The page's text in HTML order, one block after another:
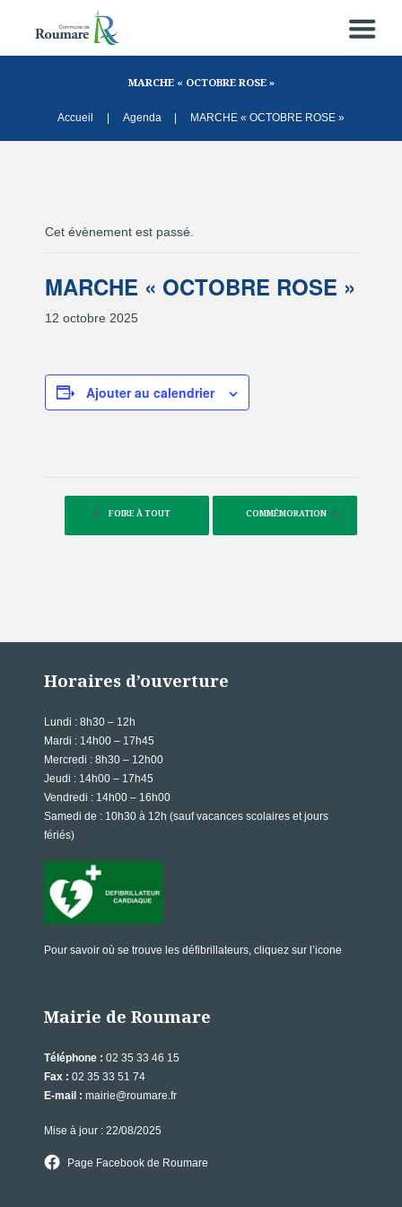
MARCHE « OCTOBRE ROSE »
Accueil Agenda MARCHE « OCTOBRE ROSE »
Cet évènement est passé.
MARCHE « OCTOBRE ROSE »
12 octobre 2025
Ajouter au calendrier
FOIRE À TOUT COMMÉMORATION
Horaires d’ouverture
Lundi : 8h30 – 12h
Mardi : 14h00 – 17h45
Mercredi : 8h30 – 12h00
Jeudi : 14h00 – 17h45
Vendredi : 14h00 – 16h00
Samedi de : 10h30 à 12h (sauf vacances scolaires et jours
fériés)
Pour savoir où se trouve les défibrillateurs, cliquez sur l’icone
Mairie de Roumare
Téléphone : 02 35 33 46 15
Fax : 02 35 33 51 74
E-mail : mairie@roumare.fr
Mise à jour : 22/08/2025
Page Facebook de Roumare